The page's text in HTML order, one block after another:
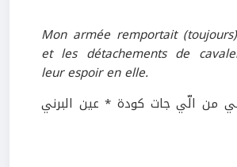
Mon armée remportait
et les détachements de
leur espoir en elle.
من الّي جات كودة * عين البرني